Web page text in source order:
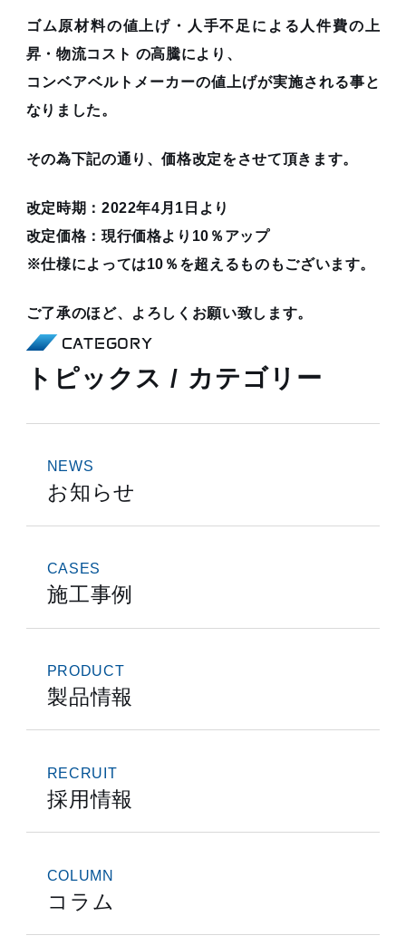
ゴム原材料の値上げ・人手不足による人件費の上
昇・物流コスト の高騰により、
コンベアベルトメーカーの値上げが実施される事と
なりました。
その為下記の通り、価格改定をさせて頂きます。
改定時期：2022年4月1日より
改定価格：現行価格より10％アップ
※仕様によっては10％を超えるものもございます。
ご了承のほど、よろしくお願い致します。
CATEGORY
トピックス / カテゴリー
NEWS
お知らせ
CASES
施工事例
PRODUCT
製品情報
RECRUIT
採用情報
COLUMN
コラム